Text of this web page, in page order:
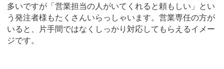
多いですが「営業担当の人がいてくれると頼もしい」とい
う発注者様もたくさんいらっしゃいます。営業専任の方が
いると、片手間ではなくしっかり対応してもらえるイメー
ジです。